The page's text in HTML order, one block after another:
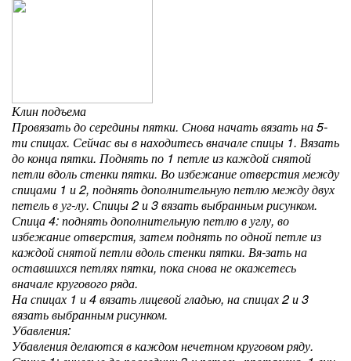
Клин подъема
Провязать до середины пятки. Снова начать вязать на 5-
ти спицах. Сейчас вы в находитесь вначале спицы 1. Вязать
до конца пятки. Поднять по 1 петле из каждой снятой
петли вдоль стенки пятки. Во избежание отверстия между
спицами 1 и 2, поднять дополнительную петлю между двух
петель в уг-лу. Спицы 2 и 3 вязать выбранным рисунком.
Спица 4: поднять дополнительную петлю в углу, во
избежание отверстия, затем поднять по одной петле из
каждой снятой петли вдоль стенки пятки. Вя-зать на
оставшихся петлях пятки, пока снова не окажетесь
вначале кругового ряда.
На спицах 1 и 4 вязать лицевой гладью, на спицах 2 и 3
вязать выбранным рисунком.
Убавления:
Убавления делаются в каждом нечетном круговом ряду.